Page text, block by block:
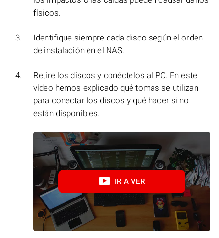
físicos.
Identifique siempre cada disco según el orden
de instalación en el NAS.
Retire los discos y conéctelos al PC. En este
vídeo hemos explicado qué tomas se utilizan
para conectar los discos y qué hacer si no
están disponibles.
IR A VER